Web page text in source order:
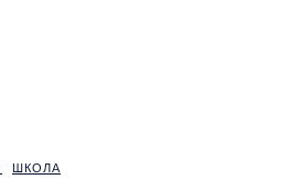
ШКОЛА